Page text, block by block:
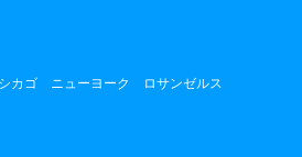
シカゴ ニューヨーク
ロサンゼルス